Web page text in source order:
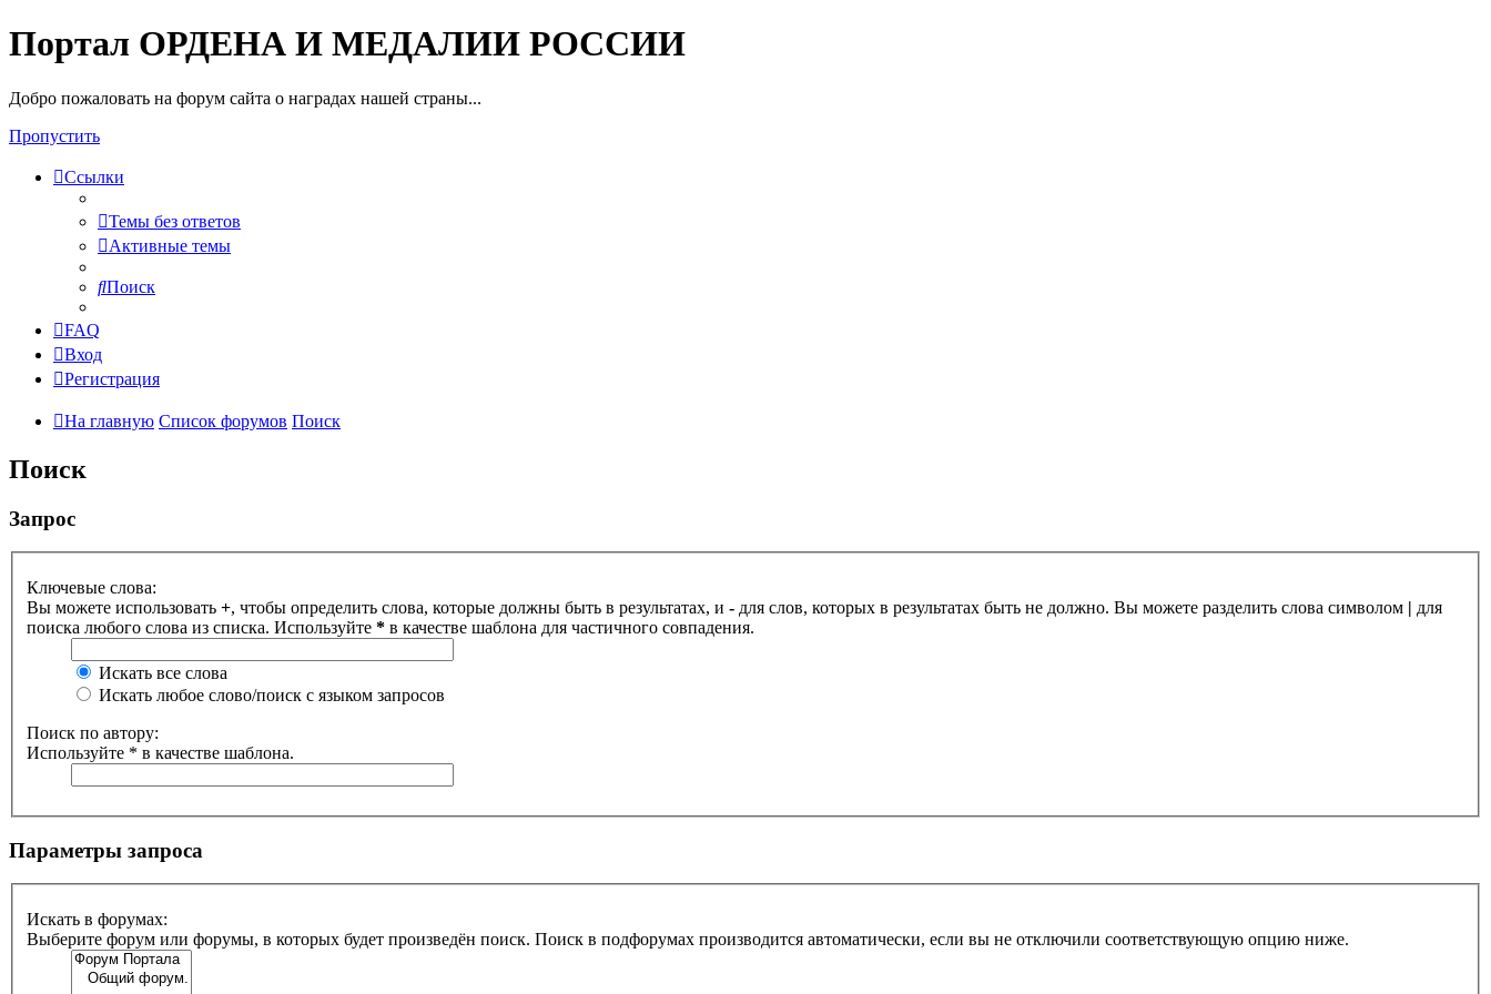
Портал ОРДЕНА И МЕДАЛИИ РОССИИ
Добро пожаловать на форум сайта о наградах нашей страны...
Пропустить
Ссылки
Темы без ответов
Активные темы
Поиск
FAQ
Вход
Регистрация
На главную Список форумов Поиск
Поиск
Запрос
Ключевые слова:
Вы можете использовать +, чтобы определить слова, которые должны быть в результатах, и - для слов, которых в результатах быть не должно. Вы можете разделить слова символом | для
поиска любого слова из списка. Используйте * в качестве шаблона для частичного совпадения.
Искать все слова
Искать любое слово/поиск с языком запросов
Поиск по автору:
Используйте * в качестве шаблона.
Параметры запроса
Искать в форумах:
Выберите форум или форумы, в которых будет произведён поиск. Поиск в подфорумах производится автоматически, если вы не отключили соответствующую опцию ниже.